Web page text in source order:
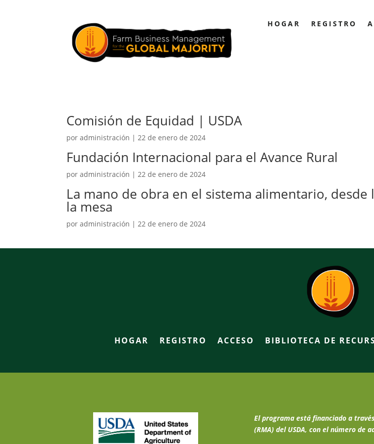
HOGAR REGISTRO
Comisión de Equidad | USDA
poradministración |22 de enero de 2024
Fundación Internacional para el Avance Rural
poradministración |22 de enero de 2024
La mano de obra en el sistema alimentario, desde
la mesa
poradministración |22 de enero de 2024
HOGAR REGISTRO ACCESO BIBLIOTECA DE
El programa está financiado a
(RMA) del USDA, con el número de